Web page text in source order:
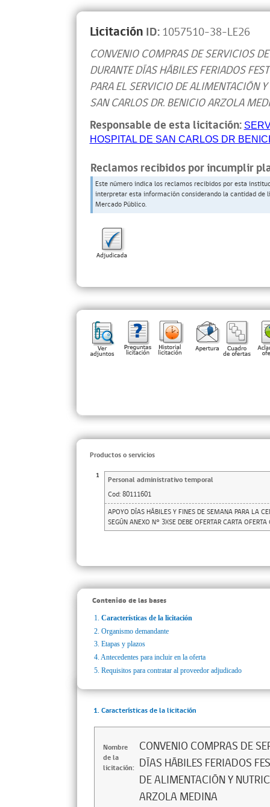
Licitación ID:1057510-38-LE26
CONVENIO COMPRAS DE SERVICIOS
DURANTE DÍAS HÁBILES FERIADOS
PARA EL SERVICIO DE ALIMENTACIÓN
SAN CARLOS DR. BENICIO ARZOLA
Responsable de esta licitación:
HOSPITAL DE SAN CARLOS DR
Reclamos recibidos por incumplir
Este número indica los reclamos recibidos por esta
interpretar esta información considerando la cantidad
Mercado Público.
Productos o servicios
1
Personal administrativo temporal
Cod: 80111601
APOYO DÍAS HÁBILES Y FINES DE SEMANA PARA LA
SEGÚN ANEXO N° 3)(SE DEBE OFERTAR CARTA
Contenido de las bases
1. Características de la licitación
2. Organismo demandante
3. Etapas y plazos
4. Antecedentes para incluir en la oferta
5. Requisitos para contratar al proveedor adjudicado
1. Características de la licitación
Nombre
de la
licitación:
CONVENIO COMPRAS DE
DÍAS HÁBILES FERIADOS
DE ALIMENTACIÓN Y
ARZOLA MEDINA